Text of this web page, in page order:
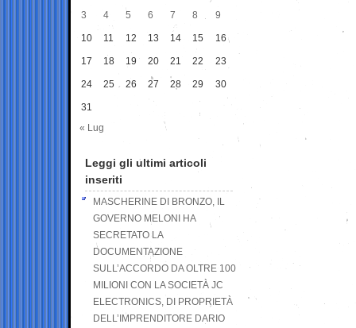
3 4 5 6 7 8 9
10 11 12 13 14 15 16
17 18 19 20 21 22 23
24 25 26 27 28 29 30
31
« Lug
Leggi gli ultimi articoli
inseriti
MASCHERINE DI BRONZO, IL
GOVERNO MELONI HA
SECRETATO LA
DOCUMENTAZIONE
SULL’ACCORDO DA OLTRE 100
MILIONI CON LA SOCIETÀ JC
ELECTRONICS, DI PROPRIETÀ
DELL’IMPRENDITORE DARIO